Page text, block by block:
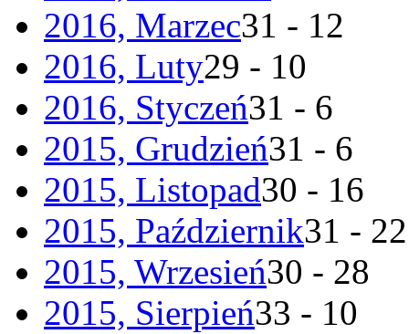
2016, Marzec31 - 12
2016, Luty29 - 10
2016, Styczeń31 - 6
2015, Grudzień31 - 6
2015, Listopad30 - 16
2015, Październik31 - 22
2015, Wrzesień30 - 28
2015, Sierpień33 - 10